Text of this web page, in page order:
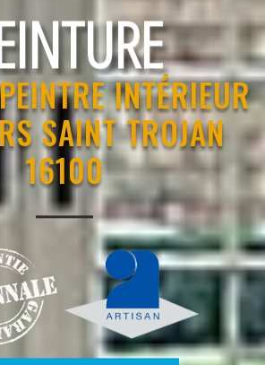
INTÉRIEUR
SAINT TROJAN
16100